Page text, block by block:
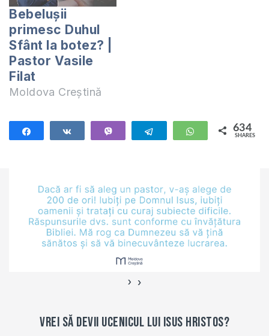
19:00. Manualul
după care studiem
poate fi procurat la
adresa:
https://shop.eurasiaprecept.org/produs/2-
corinteni-precept-
moldova/ În format
Bebelușii
primesc Duhul
Sfânt la botez? |
Pastor Vasile
Filat
Moldova Creștină
Telegram WhatsApp
634
SHARES
‹ ›
Vrei să devii ucenicul lui Isus Hristos?